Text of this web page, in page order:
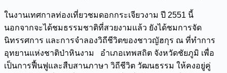
ในงานเทศกาลท่องเที่ยวชมดอกกระเจียวงาม ปี 2551 นี้
นอกจากจะได้ชมธรรมชาติที่สวยงามแล้ว ยังได้ชมการจัด
นิทรรศการ และการจำลองวิถีชีวิตของชาวญัฮกุร ณ ที่ทำการ
อุทยานแห่งชาติป่าหินงาม อำเภอเทพสถิต จังหวัดชัยภูมิ เพื่อ
เป็นการฟื้นฟูและสืบสานภาษา วิถีชีวิต วัฒนธรรม ให้คงอยู่คู่